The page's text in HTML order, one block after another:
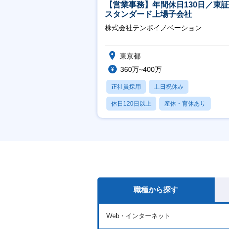
【営業事務】年間休日130日／東証
スタンダード上場子会社
株式会社テンポイノベーション
東京都
360万~400万
正社員採用 土日祝休み
休日120日以上 産休・育休あり
賞与あり
職種から探す
Web・インターネット